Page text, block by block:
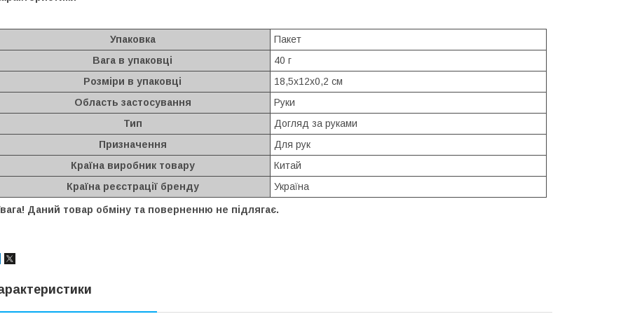
Упаковка
Пакет
Вага в упаковці
40 г
Розміри в упаковці
18,5х12х0,2 см
Область застосування
Руки
Тип
Догляд за руками
Призначення
Для рук
Країна виробник товару
Китай
Країна реєстрації бренду
Україна
Даний товар обміну та поверненню не підлягає.